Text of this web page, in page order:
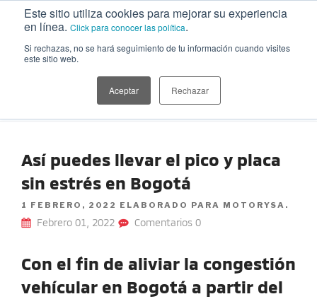
Este sitio utiliza cookies para mejorar su experiencia
en línea. Click para conocer las política.
Si rechazas, no se hará seguimiento de tu información cuando visites
este sitio web.
Aceptar Rechazar
MITSUBISHI MOTORS | BLOG
Información sobre nuestras camionetas, tips para cuidar el auto,
playlists, recetas, planes, estilo de vida y más temáticas de interés
Así puedes llevar el pico y placa
sin estrés en Bogotá
POSTED
ON
1 FEBRERO, 2022 ELABORADO PARA MOTORYSA.
Febrero 01, 2022 Comentarios 0
Con el fin de aliviar la congestión
vehícular en Bogotá a partir del